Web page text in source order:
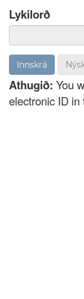
Lykilorð
Athugið: You
electronic ID in